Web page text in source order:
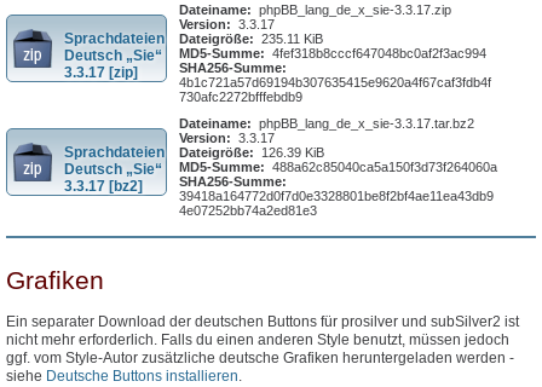
Sprachdateien
Deutsch „Sie“
3.3.17 [zip]
Dateiname: phpBB_lang_de_x_sie-3.3.17.zip
Version: 3.3.17
Dateigröße: 235.11 KiB
MD5-Summe: 4fef318b8cccf647048bc0af2f3ac994
SHA256-Summe:
4b1c721a57d69194b307635415e9620a4f67caf3fdb4f
730afc2272bfffebdb9
Sprachdateien
Deutsch „Sie“
3.3.17 [bz2]
Dateiname: phpBB_lang_de_x_sie-3.3.17.tar.bz2
Version: 3.3.17
Dateigröße:
126.39 KiB
MD5-Summe: 488a62c85040ca5a150f3d73f264060a
SHA256-Summe:
39418a164772d0f7d0e3328801be8f2bf4ae11ea43db9
4e07252bb74a2ed81e3
Grafiken
Ein separater Download der deutschen Buttons für prosilver und subSilver2 ist
nicht mehr erforderlich. Falls du einen anderen Style benutzt, müssen jedoch
ggf. vom Style-Autor zusätzliche deutsche Grafiken heruntergeladen werden -
siehe Deutsche Buttons installieren.